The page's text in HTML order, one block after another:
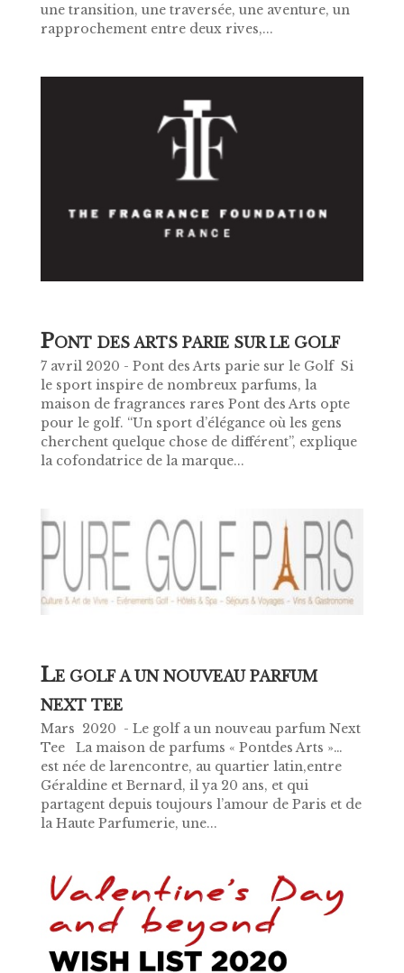
une transition, une traversée, une aventure, un
rapprochement entre deux rives,...
PONT DES ARTS PARIE SUR LE GOLF
7 avril 2020 - Pont des Arts parie sur le Golf Si
le sport inspire de nombreux parfums, la
maison de fragrances rares Pont des Arts opte
pour le golf. “Un sport d’élégance où les gens
cherchent quelque chose de différent”, explique
la cofondatrice de la marque...
LE GOLF A UN NOUVEAU PARFUM
NEXT TEE
Mars 2020 - Le golf a un nouveau parfum Next
Tee La maison de parfums « Pontdes Arts »…
est née de larencontre, au quartier latin,entre
Géraldine et Bernard, il ya 20 ans, et qui
partagent depuis toujours l’amour de Paris et de
la Haute Parfumerie, une...